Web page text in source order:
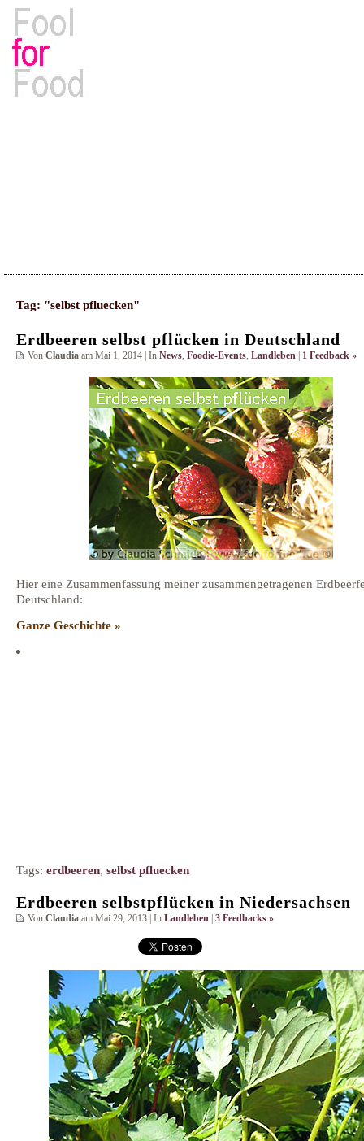
Tag: "selbst pfluecken"
Erdbeeren selbst pflücken in Deutschland
Von Claudia am Mai 1, 2014 | In News, Foodie-Events, Landleben 1 Feedback »
Hier eine Zusammenfassung meiner zusammengetragenen
Deutschland:
Ganze Geschichte »
Tags: erdbeeren, selbst pfluecken
Erdbeeren selbstpflücken in Niedersachsen
Von Claudia am Mai 29, 2013 | In Landleben 3 Feedbacks »